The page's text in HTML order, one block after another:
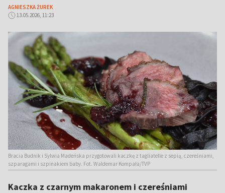
AGNIESZKA ŻUREK
13.05.2026, 11:23
Bracia Budnik i Sylwia Madeńska przygotowali kaczkę z tagliatelle z sepią, czereśniami,
szparagami i szpinakiem baby. Fot. Waldemar Kompała/TVP
Kaczka z czarnym makaronem i czereśniami